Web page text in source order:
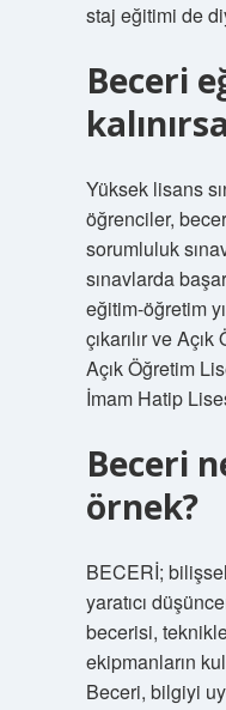
staj eğitimi de
Beceri
Yüksek lisans
öğrenciler,
sorumluluk
sınavlarda
eğitim-öğretim
çıkarılır ve
Açık Öğretim
İmam Hatip
Beceri
örnek?
BECERİ;
yaratıcı
becerisi,
ekipmanların
Beceri, bilgiyi